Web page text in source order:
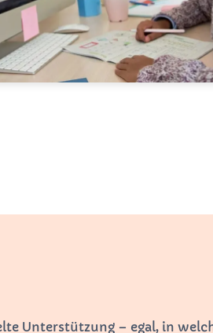
Unterstützung – egal, in